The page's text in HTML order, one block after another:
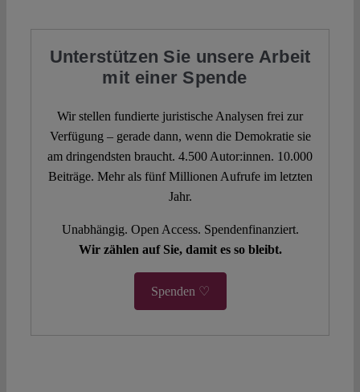
Unterstützen Sie unsere Arbeit
mit einer Spende
Wir stellen fundierte juristische Analysen frei zur
Verfügung – gerade dann, wenn die Demokratie sie
am dringendsten braucht. 4.500 Autor:innen. 10.000
Beiträge. Mehr als fünf Millionen Aufrufe im letzten
Jahr.
Unabhängig. Open Access. Spendenfinanziert.
Wir zählen auf Sie, damit es so bleibt.
Spenden ♡